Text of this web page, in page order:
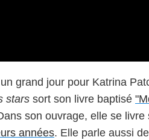
grand jour pour Katrina
stars sort son livre baptisé
son ouvrage, elle se livre
années. Elle parle aussi